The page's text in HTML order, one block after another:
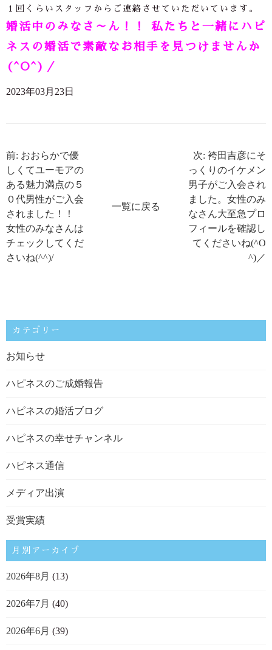
１回くらいスタッフからご連絡させていただいています。
婚活中のみなさ～ん！！ 私たちと一緒にハピ
ネスの婚活で素敵なお相手を見つけませんか
(^O^)／
2023年03月23日
前: おおらかで優
しくてユーモアの
ある魅力満点の５
０代男性がご入会
されました！！
女性のみなさんは
チェックしてくだ
さいね(^^)/
一覧に戻る
次: 袴田吉彦にそ
っくりのイケメン
男子がご入会され
ました。女性のみ
なさん大至急プロ
フィールを確認し
てくださいね(^O
^)／
カテゴリー
お知らせ
ハピネスのご成婚報告
ハピネスの婚活ブログ
ハピネスの幸せチャンネル
ハピネス通信
メディア出演
受賞実績
月別アーカイブ
2026年8月 (13)
2026年7月 (40)
2026年6月 (39)